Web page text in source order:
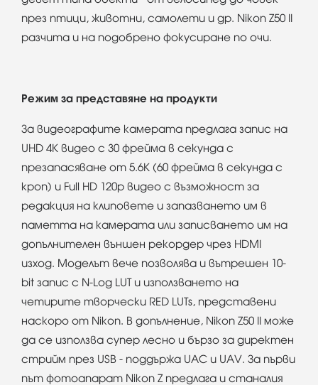
през птици, животни, самолети и др. Nikon Z50 II
разчита и на подобрено фокусиране по очи.
Режим за представяне на продукти
За видеографите камерата предлага запис на
UHD 4K видео с 30 фрейма в секунда с
презапасяване от 5.6K (60 фрейма в секунда с
кроп) и Full HD 120p видео с възможност за
редакция на клиповете и запазването им в
паметта на камерата или записването им на
допълнителен външен рекордер чрез HDMI
изход. Моделът вече позволява и вътрешен 10-
bit запис с N-Log LUT и използването на
четирите творчески RED LUTs, представени
наскоро от Nikon. В допълнение, Nikon Z50 II може
да се използва супер лесно и бързо за директен
стрийм през USB - поддържа UAC и UAV. За първи
път фотоапарат Nikon Z предлага и станалия